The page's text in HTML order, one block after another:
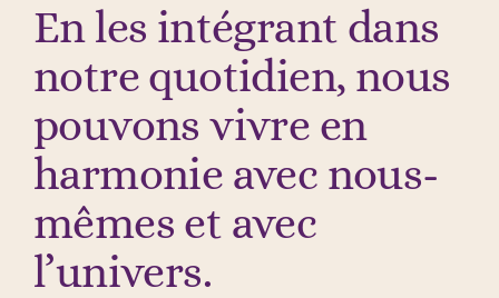
En les intégrant dans
notre quotidien, nous
pouvons vivre en
harmonie avec nous-
mêmes et avec
l’univers.